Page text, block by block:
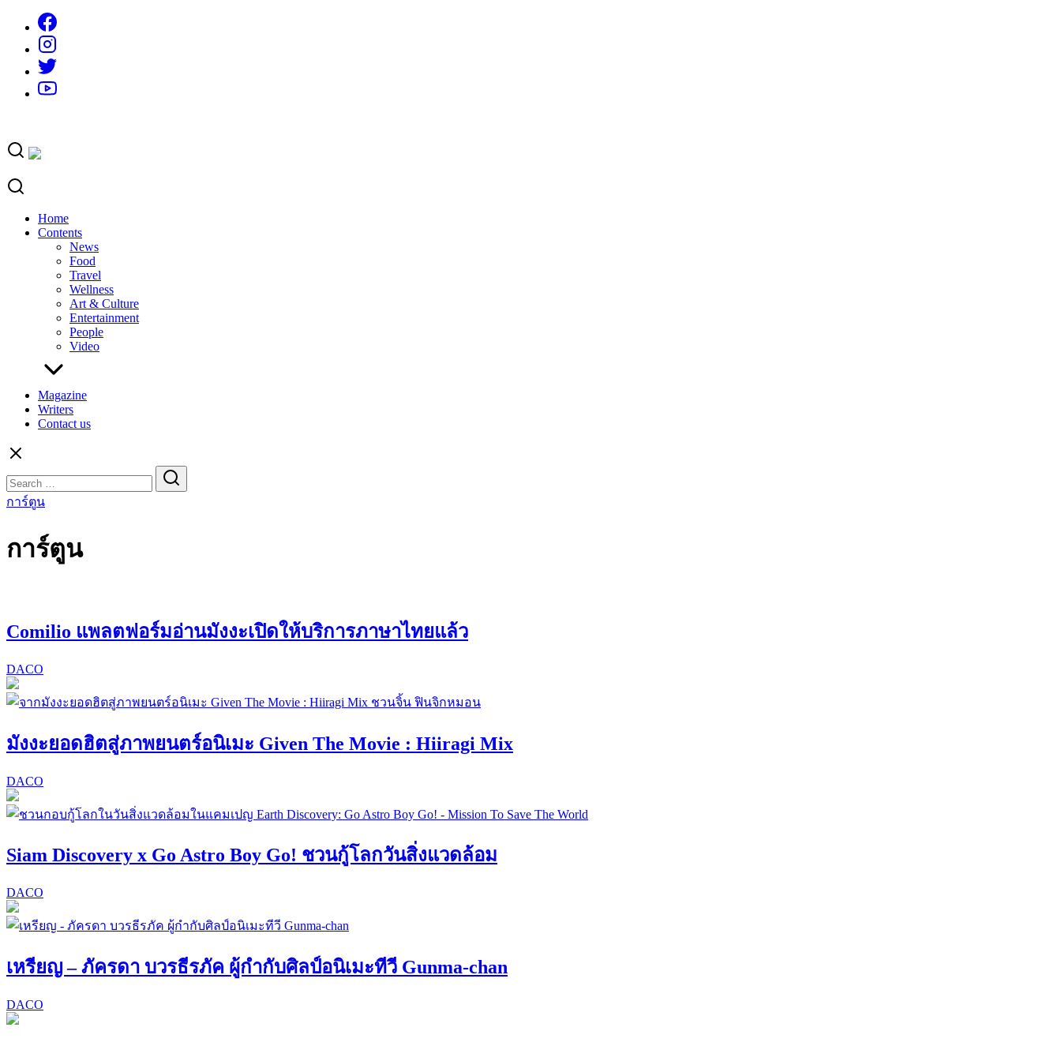
content
Home
Contents
News
Food
Travel
Wellness
Art & Culture
Entertainment
People
Video
Magazine
Writers
Contact us
for:
การ์ตูน
การ์ตูน
Comilio แพลตฟอร์มอ่านมังงะเปิดให้บริการภาษาไทยแล้ว
DACO
มังงะยอดฮิตสู่ภาพยนตร์อนิเมะ Given The Movie : Hiiragi Mix
DACO
Siam Discovery x Go Astro Boy Go! ชวนกู้โลกวันสิ่งแวดล้อม
DACO
เหรียญ – ภัครดา บวรธีรภัค ผู้กำกับศิลป์อนิเมะทีวี Gunma-chan
DACO